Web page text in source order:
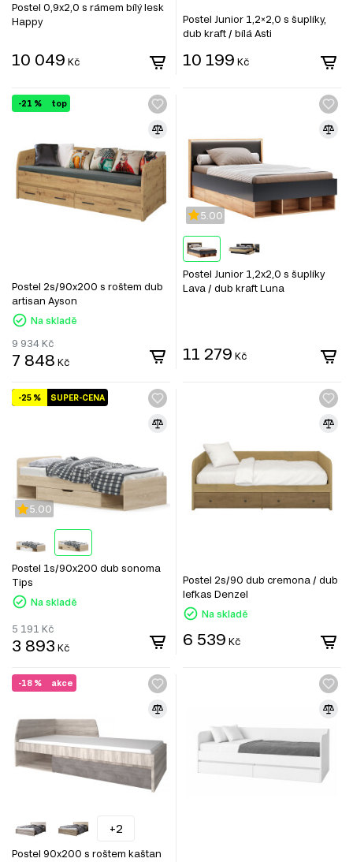
Postel 0,9x2,0 s rámem bílý lesk
Happy
10 049 Kč
Postel Junior 1,2×2,0 s šuplíky,
dub kraft / bílá Asti
10 199 Kč
top
-21 %
Postel 2s/90x200 s roštem dub
artisan Ayson
Na skladě
9 934 Kč
7 848 Kč
5.00
Postel Junior 1,2x2,0 s šuplíky
Lava / dub kraft Luna
11 279 Kč
SUPER-CENA
-25 %
5.00
Postel 1s/90x200 dub sonoma
Tips
Na skladě
5 191 Kč
3 893 Kč
Postel 2s/90 dub cremona / dub
lefkas Denzel
Na skladě
6 539 Kč
akce
-18 %
+2
Postel 90x200 s roštem kaštan